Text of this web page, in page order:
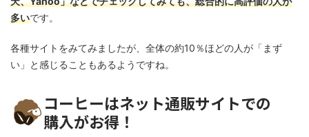
多いです。
各種サイトをみてみましたが、全体の約10％ほどの人が「まず
い」と感じることもあるようですね。
コーヒーはネット通販サイトでの
購入がお得！